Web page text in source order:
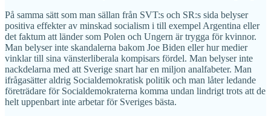
På samma sätt som man sällan från SVT:s och SR:s sida belyser
positiva effekter av minskad socialism i till exempel Argentina eller
det faktum att länder som Polen och Ungern är trygga för kvinnor.
Man belyser inte skandalerna bakom Joe Biden eller hur medier
vinklar till sina vänsterliberala kompisars fördel. Man belyser inte
nackdelarna med att Sverige snart har en miljon analfabeter. Man
ifrågasätter aldrig Socialdemokratisk politik och man låter ledande
företrädare för Socialdemokraterna komma undan lindrigt trots att de
helt uppenbart inte arbetar för Sveriges bästa.